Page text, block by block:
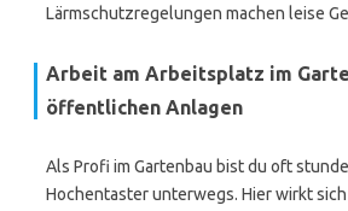
Lärmschutzregelungen machen leise
Arbeit am Arbeitsplatz im
öffentlichen Anlagen
Als Profi im Gartenbau bist du oft
Hochentaster unterwegs. Hier wirkt